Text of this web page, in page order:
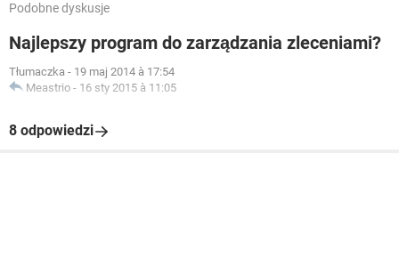
Podobne dyskusje
Najlepszy program do zarządzania zleceniami?
Tłumaczka - 19 maj 2014 à 17:54
Meastrio - 16 sty 2015 à 11:05
8 odpowiedzi